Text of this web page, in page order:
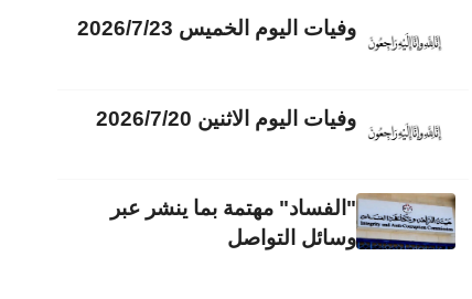
وفيات اليوم الخميس 2026/7/23
وفيات اليوم الاثنين 2026/7/20
"الفساد" مهتمة بما ينشر عبر
وسائل التواصل